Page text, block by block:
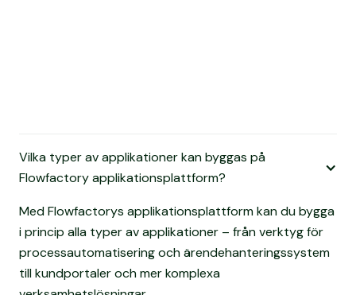
Vilka typer av applikationer kan byggas på
Flowfactory applikationsplattform?
Med Flowfactorys applikationsplattform kan du bygga
i princip alla typer av applikationer – från verktyg för
processautomatisering och ärendehanteringssystem
till kundportaler och mer komplexa